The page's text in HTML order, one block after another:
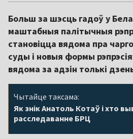
Больш за шэсць гадоў у
маштабныя палітычныя
становіцца вядома пра
суды і новыя формы
вядома за адзін толькі
Чытайце таксама:
Як знік Анатоль Котаў і хто
расследаванне БРЦ